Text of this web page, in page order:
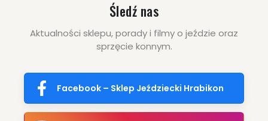
Śledź nas
Aktualności sklepu, porady i filmy o jeździe oraz
sprzęcie konnym.
Facebook – Sklep Jeździecki Hrabikon